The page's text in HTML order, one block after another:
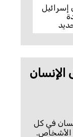
إسرائيل
في كل
الأشخاص.